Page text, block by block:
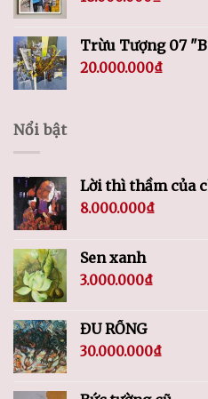
Trừu Tượng 07
20.000.000₫
Nổi bật
Lời thì thầm của
8.000.000₫
Sen xanh
3.000.000₫
ĐU RỒNG
30.000.000₫